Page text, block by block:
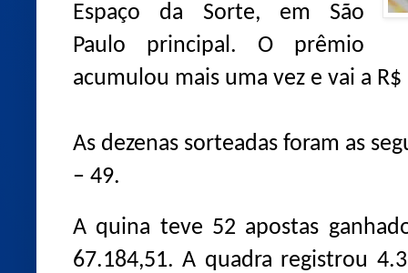
Espaço da Sorte, em São
Paulo principal. O prêmio
acumulou mais uma vez e vai a
As dezenas sorteadas foram as
– 49.
A quina teve 52 apostas
67.184,51. A quadra registrou